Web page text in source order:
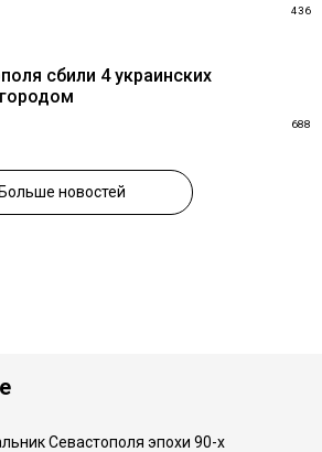
436
сбили 4 украинских
688
Больше новостей
Севастополя эпохи 90-х